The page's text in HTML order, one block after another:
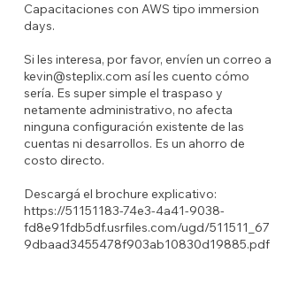
Capacitaciones con AWS tipo immersion
days.
Si les interesa, por favor, envíen un correo a
kevin@steplix.com así les cuento cómo
sería. Es super simple el traspaso y
netamente administrativo, no afecta
ninguna configuración existente de las
cuentas ni desarrollos. Es un ahorro de
costo directo.
Descargá el brochure explicativo:
https://51151183-74e3-4a41-9038-
fd8e91fdb5df.usrfiles.com/ugd/511511_67
9dbaad3455478f903ab10830d19885.pdf